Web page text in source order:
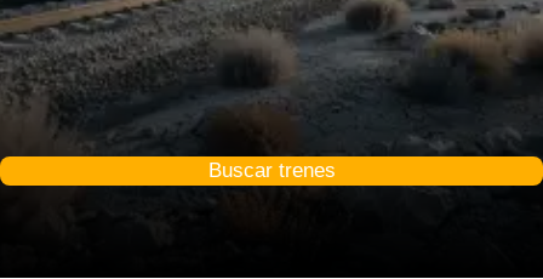
Buscar trenes